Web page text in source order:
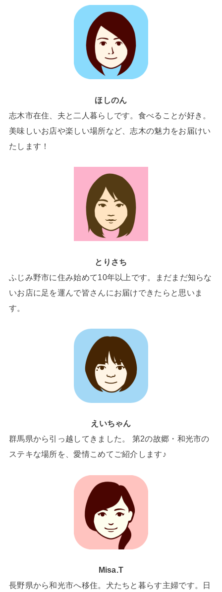
ほしのん
志木市在住、夫と二人暮らしです。食べることが好き。
美味しいお店や楽しい場所など、志木の魅力をお届けい
たします！
とりさち
ふじみ野市に住み始めて10年以上です。まだまだ知らな
いお店に足を運んで皆さんにお届けできたらと思いま
す。
えいちゃん
群馬県から引っ越してきました。 第2の故郷・和光市の
ステキな場所を、愛情こめてご紹介します♪
Misa.T
長野県から和光市へ移住。犬たちと暮らす主婦です。日